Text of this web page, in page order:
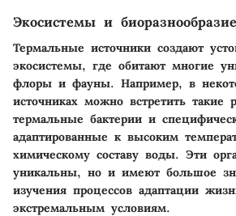
Экосистемы и биоразнообразие
Термальные источники создают
экосистемы, где обитают многие
флоры и фауны. Например, в
источниках можно встретить такие
термальные бактерии и
адаптированные к высоким
химическому составу воды. Эти
уникальны, но и имеют большое
изучения процессов адаптации
экстремальным условиям.